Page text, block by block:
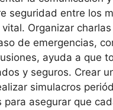
seguridad entre los
Organizar
de emergencias,
ayuda a que
y seguros. Crear
simulacros
para asegurar que